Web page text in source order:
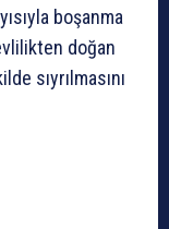
boşanma
doğan
sıyrılmasını